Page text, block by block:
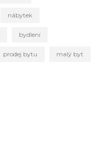
nábytek
bydlení
prodej bytu malý byt